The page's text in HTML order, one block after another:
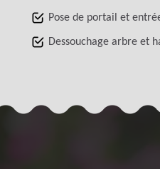
Pose de portail et
Dessouchage arbre et